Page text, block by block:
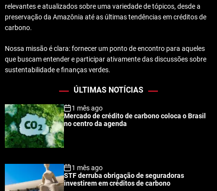
relevantes e atualizados sobre uma variedade de tópicos, desde a
preservação da Amazônia até as últimas tendências em créditos de
carbono.
Nossa missão é clara: fornecer um ponto de encontro para aqueles
que buscam entender e participar ativamente das discussões sobre
sustentabilidade e finanças verdes.
ÚLTIMAS NOTÍCIAS
1 mês ago
Mercado de crédito de carbono coloca o Brasil
no centro da agenda
1 mês ago
STF derruba obrigação de seguradoras
investirem em créditos de carbono